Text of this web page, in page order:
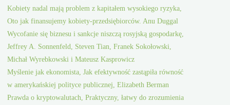
Kobiety nadal mają problem z kapitałem wysokiego ryzyka,
Oto jak finansujemy kobiety-przedsiębiorców. Anu Duggal
Wycofanie się biznesu i sankcje niszczą rosyjską gospodarkę,
Jeffrey A. Sonnenfeld, Steven Tian, Franek Sokołowski,
Michał Wyrebkowski i Mateusz Kasprowicz
Myślenie jak ekonomista, Jak efektywność zastąpiła równość
w amerykańskiej polityce publicznej, Elizabeth Berman
Prawda o kryptowalutach, Praktyczny, łatwy do zrozumienia